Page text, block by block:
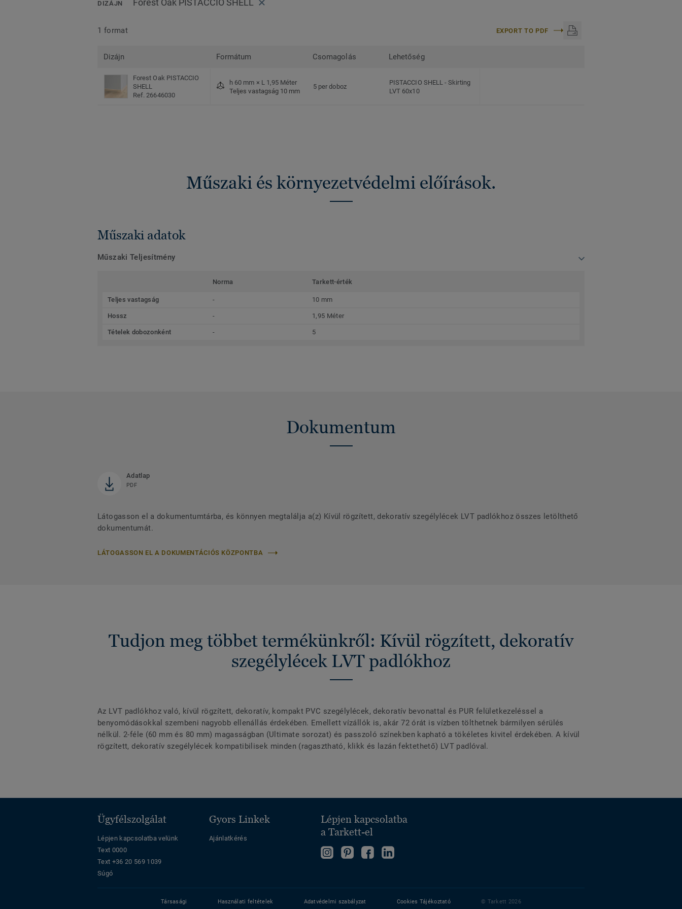
DIZÁJN Forest Oak PISTACCIO SHELL
1 format EXPORT TO PDF
Dizájn Formátum Csomagolás Lehetőség
Forest Oak PISTACCIO
SHELL
Ref. 26646030
h 60 mm × L 1,95 Méter
Teljes vastagság 10 mm
5 per doboz
PISTACCIO SHELL-Skirting
LVT 60x10
Műszaki és környezetvédelmi előírások.
Műszaki adatok
Műszaki Teljesítmény
Norma Tarkett-érték
Teljes vastagság - 10 mm
Hossz - 1,95 Méter
Tételek dobozonként - 5
Dokumentum
Adatlap
PDF
Látogasson el a dokumentumtárba, és könnyen megtalálja a(z) Kívül rögzített, dekoratív szegélylécek LVT padlókhoz összes letölthető
dokumentumát.
LÁTOGASSON EL A DOKUMENTÁCIÓS KÖZPONTBA
Tudjon meg többet termékünkről: Kívül rögzített, dekoratív
szegélylécek LVT padlókhoz
Az LVT padlókhoz való, kívül rögzített, dekoratív, kompakt PVC szegélylécek, dekoratív bevonattal és PUR felületkezeléssel a
benyomódásokkal szembeni nagyobb ellenállás érdekében. Emellett vízállók is, akár 72 órát is vízben tölthetnek bármilyen sérülés
nélkül. 2-féle (60 mm és 80 mm) magasságban (Ultimate sorozat) és passzoló színekben kapható a tökéletes kivitel érdekében. A kívül
rögzített, dekoratív szegélylécek kompatibilisek minden (ragasztható, klikk és lazán fektethető) LVT padlóval.
Ügyfélszolgálat
Lépjen kapcsolatba velünk
Text 0000
Text +36 20 569 1039
Súgó
Gyors Linkek
Ajánlatkérés
Lépjen kapcsolatba
a Tarkett-el
Kövessen
Instragram-
on
Kövessen
Pinterest-
en
Kövessen
Facebook-
Kövessen
LinkedIn-
en
Társasági Használati feltételek Adatvédelmi szabályzat Cookies Tájékoztató © Tarkett 2026